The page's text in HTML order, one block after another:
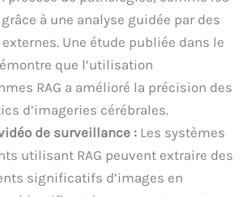
à une analyse guidée par des
Une étude publiée dans le
que l’utilisation
RAG a amélioré la précision des
d’imageries cérébrales.
de surveillance : Les systèmes
utilisant RAG peuvent extraire des
significatifs d’images en